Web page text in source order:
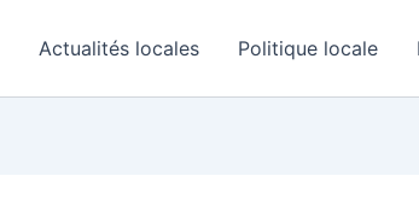
Actualités locales Politique locale